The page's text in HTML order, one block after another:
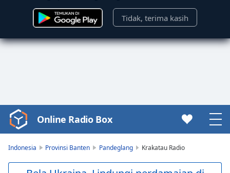
Tidak, terima kasih
Video
Player
Online Radio Box
Indonesia Provinsi Banten Pandeglang Krakatau Radio